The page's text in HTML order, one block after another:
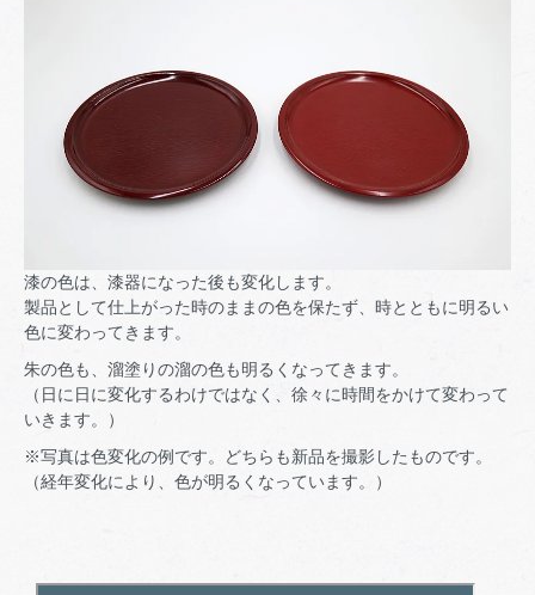
漆の色は、漆器になった後も変化します。
製品として仕上がった時のままの色を保たず、時とともに明るい
色に変わってきます。
朱の色も、溜塗りの溜の色も明るくなってきます。
（日に日に変化するわけではなく、徐々に時間をかけて変わって
いきます。）
※写真は色変化の例です。どちらも新品を撮影したものです。
（経年変化により、色が明るくなっています。）